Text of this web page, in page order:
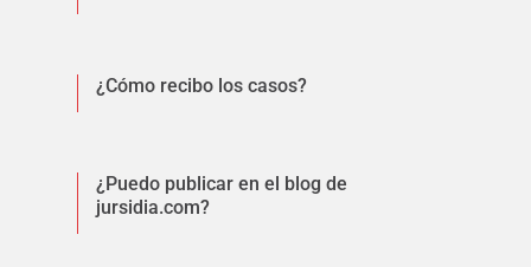
¿Cómo recibo los casos?
¿Puedo publicar en el blog de
jursidia.com?